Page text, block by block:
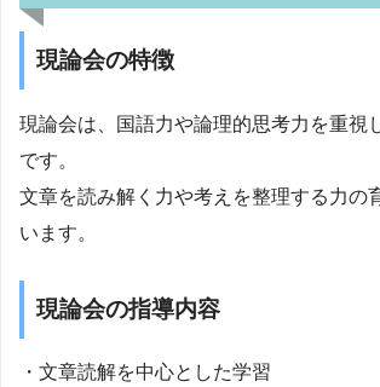
現論会の特徴
現論会は、国語力や論理的思考力を重視
です。
文章を読み解く力や考えを整理する力の
います。
現論会の指導内容
・文章読解を中心とした学習